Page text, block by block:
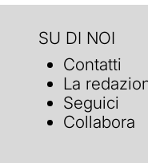
SU DI NOI
Contatti
La
Seguici
Collabora